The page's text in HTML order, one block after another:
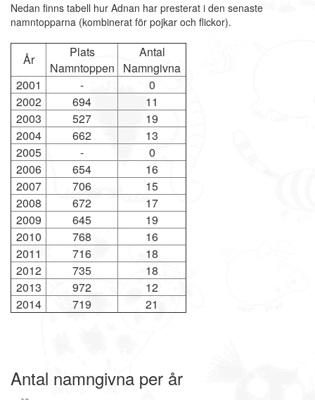
Nedan finns tabell hur Adnan har presterat i den senaste
namntopparna (kombinerat för pojkar och flickor).
År
Plats
Namntoppen
Antal
Namngivna
2001
-
0
2002
694
11
2003
527
19
2004
662
13
2005
-
0
2006
654
16
2007
706
15
2008
672
17
2009
645
19
2010
768
16
2011
716
18
2012
735
18
2013
972
12
2014
719 21
Antal namngivna per år